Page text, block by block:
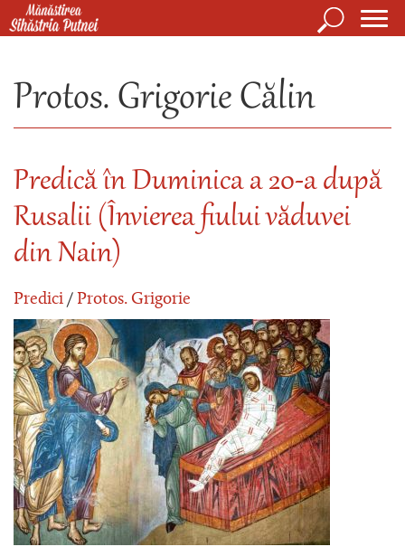
Mergi la conţinutul principal
Căutare
Protos. Grigorie Călin
Predică în Duminica a 20-a după
Rusalii (Învierea fiului văduvei
din Nain)
Predici / Protos. Grigorie